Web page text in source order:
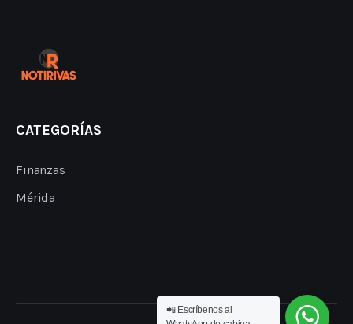
CATEGORÍAS
Finanzas
Mérida
📲 Escríbenos al